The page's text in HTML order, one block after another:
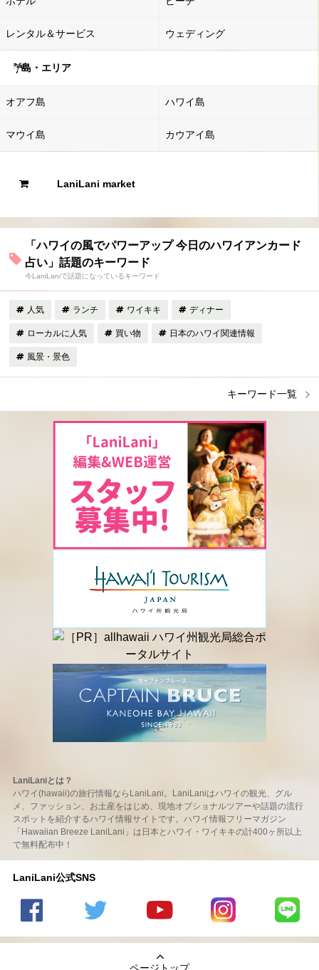
レンタル＆サービス ウェディング
島・エリア
オアフ島 ハワイ島
マウイ島 カウアイ島
LaniLani market
「ハワイの風でパワーアップ 今日のハワイアンカード
占い」話題のキーワード
今LaniLaniで話題になっているキーワード
人気 ランチ ワイキキ ディナー
ローカルに人気 買い物 日本のハワイ関連情報
風景・景色
キーワード一覧
LaniLaniとは？
ハワイ(hawaii)の旅行情報ならLaniLani。LaniLaniはハワイの観光、グル
メ、ファッション、お土産をはじめ、現地オプショナルツアーや話題の流行
スポットを紹介するハワイ情報サイトです。ハワイ情報フリーマガジン
「Hawaiian Breeze LaniLani」は日本とハワイ・ワイキキの計400ヶ所以上
で無料配布中！
LaniLani公式SNS
の
のtwitter
の
Youtube
LaniLani
LaniLani